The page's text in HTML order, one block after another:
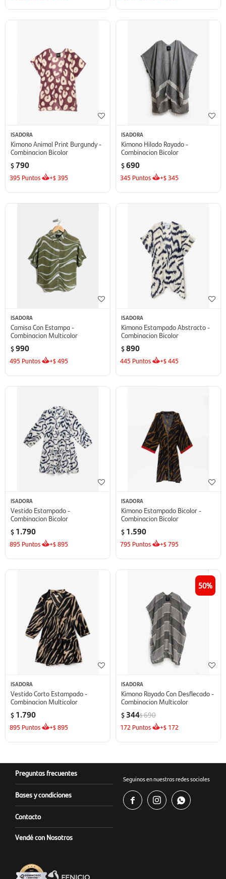
ISADORA
Kimono Animal Print Burgundy -
Combinacion Bicolor
$790
395 Puntos +$395
ISADORA
Kimono Hilado Rayado -
Combinacion Bicolor
$690
345 Puntos +$345
ISADORA
Camisa Con Estampa -
Combinacion Multicolor
$990
495 Puntos +$495
ISADORA
Kimono Estampado Abstracto -
Combinacion Bicolor
$890
445 Puntos +$445
ISADORA
Vestido Estampado -
Combinacion Bicolor
$ 1.790
895 Puntos +$895
ISADORA
Kimono Estampado Bicolor -
Combinacion Bicolor
$ 1.590
795 Puntos +$795
ISADORA
Vestido Corto Estampado -
Combinacion Multicolor
$ 1.790
895 Puntos +$895
50
ISADORA
Kimono Rayado Con Desflecado -
Combinacion Multicolor
$ 344$690
172 Puntos +$ 172
Preguntas frecuentes
Bases y condiciones
Contacto
Vendé con Nosotros
Seguinos en nuestras redes sociales
  